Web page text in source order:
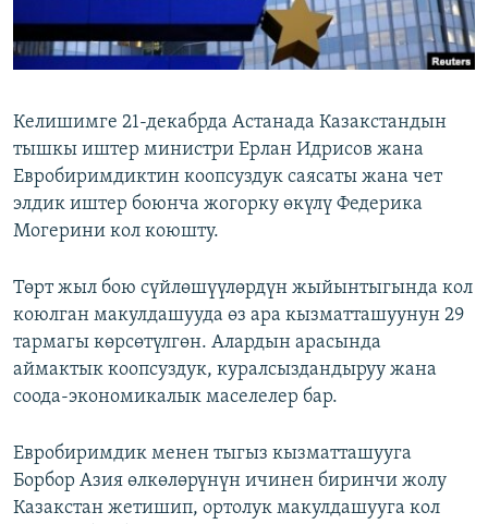
ЭЕ/АРнун бардык сайттары
Келишимге 21-декабрда Астанада Казакстандын
тышкы иштер министри Ерлан Идрисов жана
Евробиримдиктин коопсуздук саясаты жана чет
элдик иштер боюнча жогорку өкүлү Федерика
Могерини кол коюшту.
Төрт жыл бою сүйлөшүүлөрдүн жыйынтыгында кол
коюлган макулдашууда өз ара кызматташуунун 29
тармагы көрсөтүлгөн. Алардын арасында
аймактык коопсуздук, куралсыздандыруу жана
соода-экономикалык маселелер бар.
Евробиримдик менен тыгыз кызматташууга
Борбор Азия өлкөлөрүнүн ичинен биринчи жолу
Казакстан жетишип, ортолук макулдашууга кол